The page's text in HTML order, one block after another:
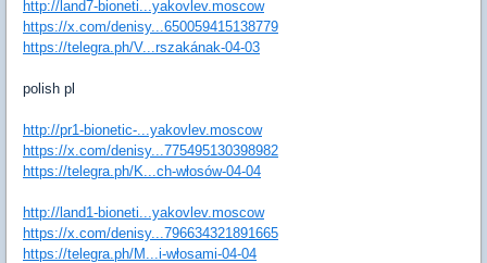
http://land7-bioneti...yakovlev.moscow
https://x.com/denisy...650059415138779
https://telegra.ph/V...rszakának-04-03
polish pl
http://pr1-bionetic-...yakovlev.moscow
https://x.com/denisy...775495130398982
https://telegra.ph/K...ch-włosów-04-04
http://land1-bioneti...yakovlev.moscow
https://x.com/denisy...796634321891665
https://telegra.ph/M...i-włosami-04-04